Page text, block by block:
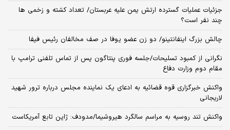
جزئیات عملیات گسترده ارتش یمن علیه عربستان/ تعداد کشته و زخمی ها
چند نفر است؟
چالش بزرگ اینفانتینو/ دو زن عضو یوفا در صف مخالفان رئیس فیفا
نگرانی از کمبود تسلیحات/جلسه فوری پنتاگون پس از تماس تلفنی ترامپ با
مقام دوم وزارت دفاع
واکنش خبرگزاری قوه قضائیه به ادعای یک نماینده مجلس درباره ترور شهید
لاریجانی
واکنش تند روسیه به مراسم سالگرد هیروشیما/مدودف: ژاپن تابع آمریکاست